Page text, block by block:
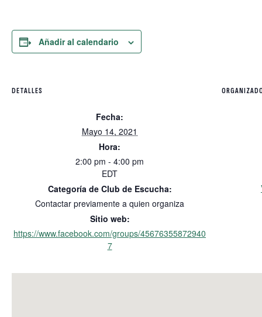
Añadir al calendario
DETALLES
Fecha:
Mayo 14, 2021
Hora:
2:00 pm - 4:00 pm
EDT
Categoría de Club de Escucha:
Contactar previamente a quien organiza
Sitio web:
https://www.facebook.com/groups/45676355872940
7